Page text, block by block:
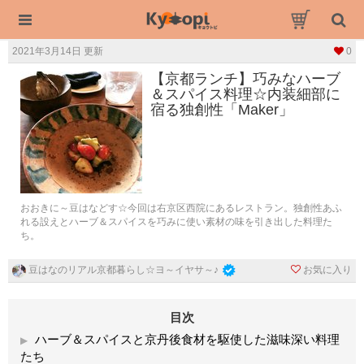
2021年3月14日 更新 0
【京都ランチ】巧みなハーブ
＆スパイス料理☆内装細部に
宿る独創性「Maker」
おおきに～豆はなどす☆今回は右京区西院にあるレストラン。独創性あふ
れる設えとハーブ＆スパイスを巧みに使い素材の味を引き出した料理た
ち。
豆はなのリアル京都暮らし☆ヨ～イヤサ～♪ お気に入り
目次
ハーブ＆スパイスと京丹後食材を駆使した滋味深い料理
たち